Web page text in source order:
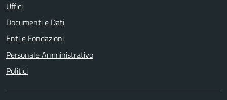
Uffici
Documenti e Dati
Enti e Fondazioni
Personale Amministrativo
Politici